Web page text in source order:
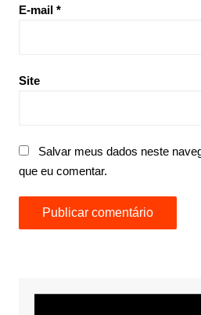
E-mail *
Site
Salvar meus dados neste
que eu comentar.